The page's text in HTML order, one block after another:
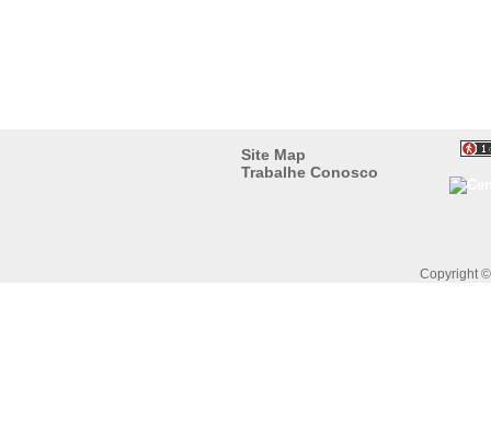
Copyright
Site Map
Trabalhe Conosco